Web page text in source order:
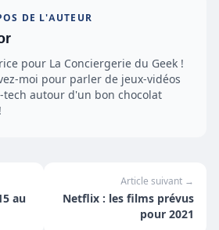
DE L'AUTEUR
pour La Conciergerie du Geek !
moi pour parler de jeux-vidéos
tech autour d'un bon chocolat
au
Article suivant →
Netflix : les films prévus
pour 2021